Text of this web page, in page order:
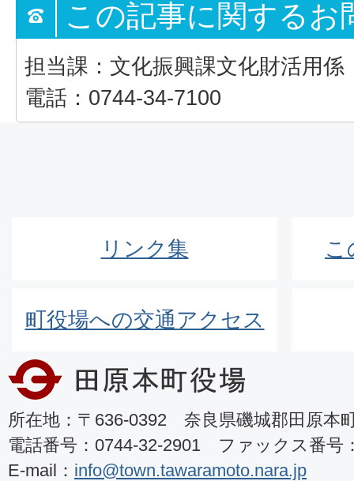
この記事に関するお
担当課：文化振興課文化財活用係
電話：0744-34-7100
リンク集 こ
町役場への交通アクセス
所在地：〒636-0392 奈良県磯城郡田原本
電話番号：0744-32-2901 ファックス番号
E-mail： info@town.tawaramoto.nara.jp